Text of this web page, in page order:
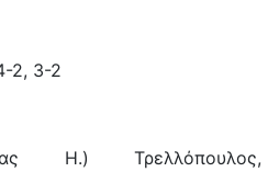
2, 3-2
Η.)
Τρελλόπουλος,